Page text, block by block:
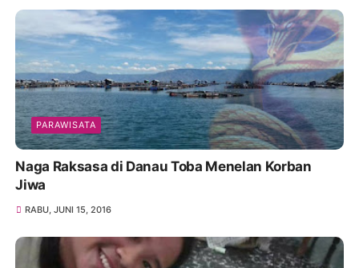
PARAWISATA
Naga Raksasa di Danau Toba Menelan Korban
Jiwa
RABU, JUNI 15, 2016